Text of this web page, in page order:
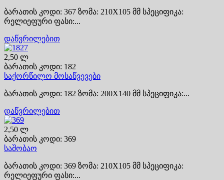
ბარათის კოდი: 367 ზომა: 210X105 მმ სპეციფიკა:
რელიეფური ფასი:...
დაწვრილებით
2,50 ლ
ბარათის კოდი: 182
საქორწილო მოსაწვევები
ბარათის კოდი: 182 ზომა: 200X140 მმ სპეციფიკა:...
დაწვრილებით
2,50 ლ
ბარათის კოდი: 369
საშობაო
ბარათის კოდი: 369 ზომა: 210X105 მმ სპეციფიკა:
რელიეფური ფასი:...